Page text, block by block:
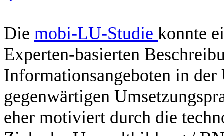
Die mobi-LU-Studie konnte
Experten-basierten
Informationsangeboten in
gegenwärtigen
eher motiviert durch die